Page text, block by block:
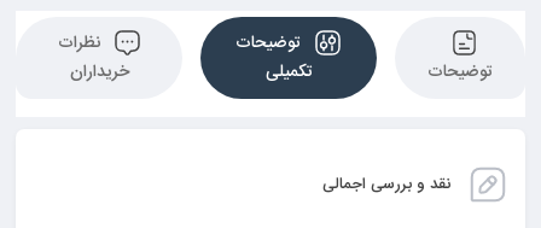
توضیحات
توضیحات
تکمیلی
نظرات
خریداران
نقد و بررسی اجمالی